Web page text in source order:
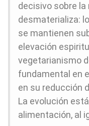
decisivo sobre la
desmaterializa:
se mantienen
elevación
vegetarianismo
fundamental en
en su reducción
La evolución
alimentación, al